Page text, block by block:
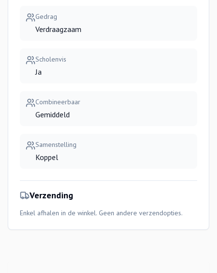
Gedrag
Verdraagzaam
Scholenvis
Ja
Combineerbaar
Gemiddeld
Samenstelling
Koppel
Verzending
Enkel afhalen in de winkel. Geen andere verzendopties.